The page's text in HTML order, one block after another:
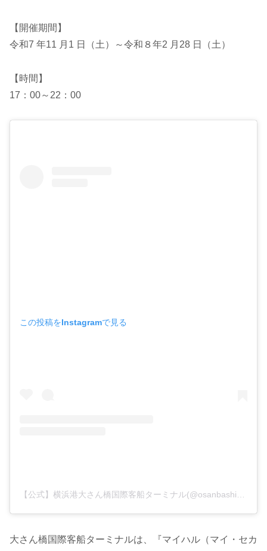
【開催期間】
令和7 年11 月1 日（土）～令和８年2 月28 日（土）
【時間】
17：00～22：00
この投稿をInstagramで見る
大さん橋国際客船ターミナルは、『マイハル（マイ・セカ